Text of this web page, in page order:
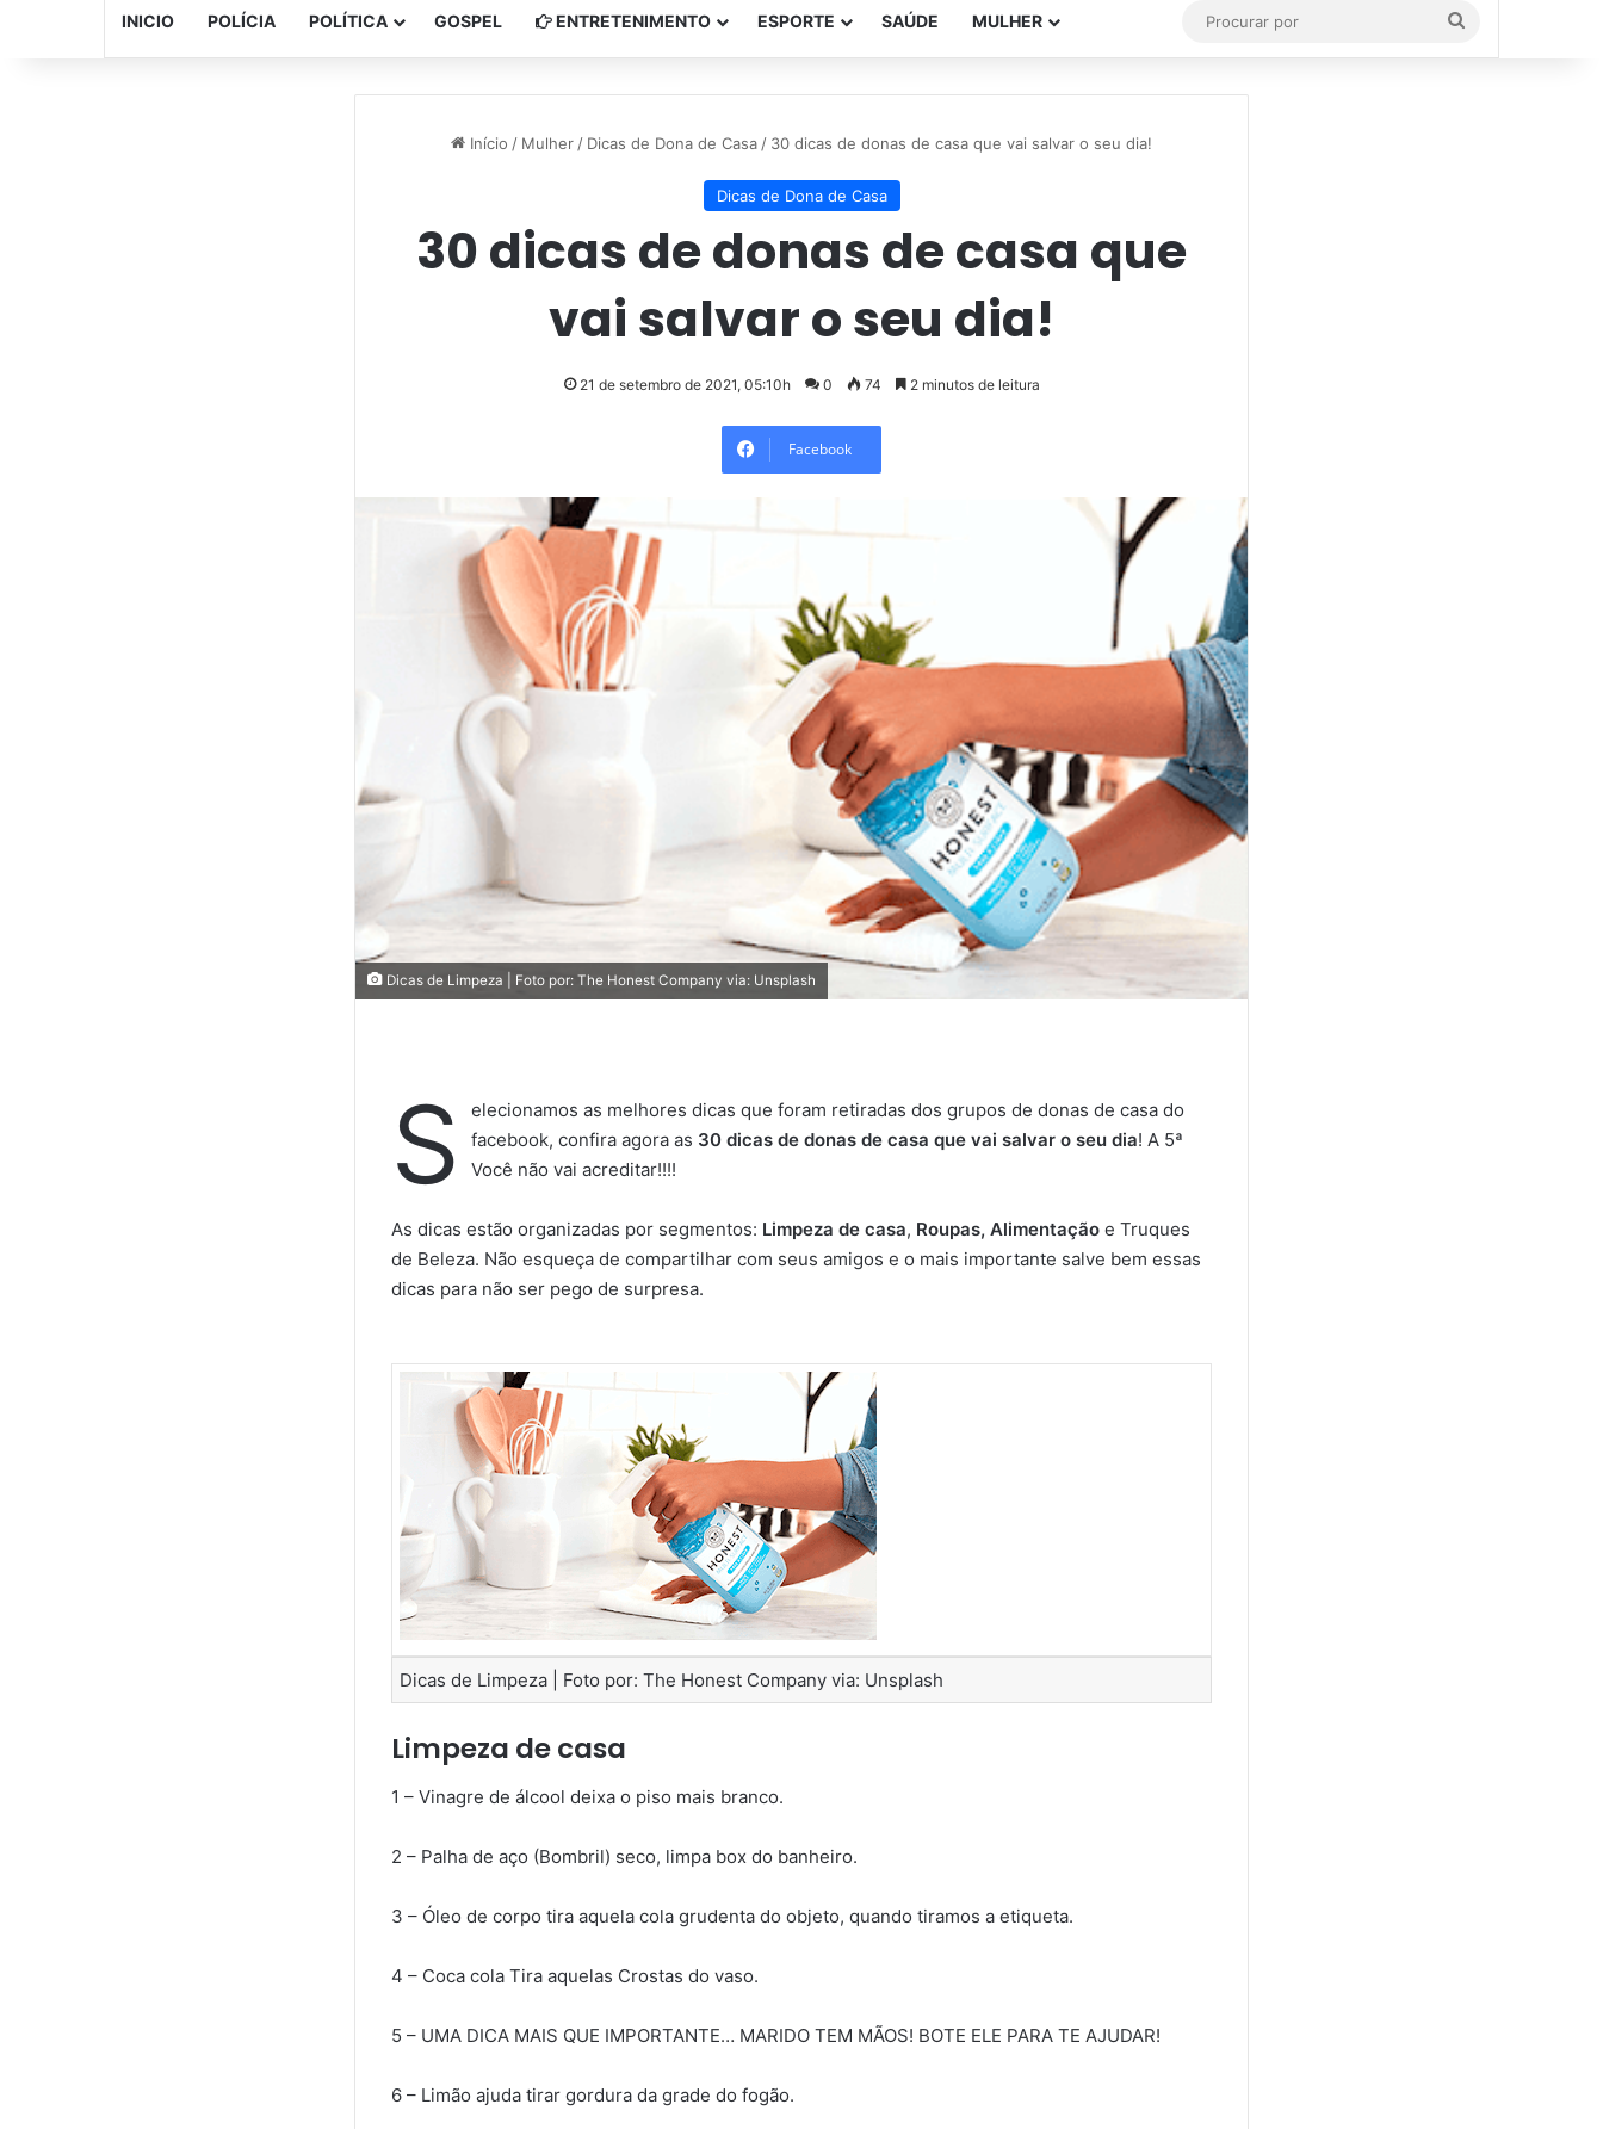
INICIO POLÍCIA POLÍTICA GOSPEL ENTRETENIMENTO ESPORTE SAÚDE MULHER
por
Início / Mulher / Dicas de Dona de Casa / 30 dicas de donas de casa que vai salvar o seu dia!
Dicas de Dona de Casa
30 dicas de donas de casa que
vai salvar o seu dia!
21 de setembro de 2021, 05:10h 0 74 2 minutos de leitura
Facebook
Dicas de Limpeza | Foto por: The Honest Company via: Unsplash
S
elecionamos as melhores dicas que foram retiradas dos grupos de donas de casa do
facebook, confira agora as 30 dicas de donas de casa que vai salvar o seu dia! A 5ª
Você não vai acreditar!!!!
As dicas estão organizadas por segmentos: Limpeza de casa, Roupas, Alimentação e Truques
de Beleza. Não esqueça de compartilhar com seus amigos e o mais importante salve bem essas
dicas para não ser pego de surpresa.
Dicas de Limpeza | Foto por: The Honest Company via: Unsplash
Limpeza de casa
1 – Vinagre de álcool deixa o piso mais branco.
2 – Palha de aço (Bombril) seco, limpa box do banheiro.
3 – Óleo de corpo tira aquela cola grudenta do objeto, quando tiramos a etiqueta.
4 – Coca cola Tira aquelas Crostas do vaso.
5 – UMA DICA MAIS QUE IMPORTANTE… MARIDO TEM MÃOS! BOTE ELE PARA TE AJUDAR!
6 – Limão ajuda tirar gordura da grade do fogão.